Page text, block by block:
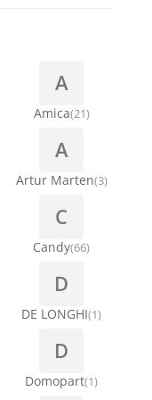
uređaja
A
Amica(21)
A
Artur Marten(3)
C
Candy(66)
D
DE LONGHI(1)
D
Domopart(1)